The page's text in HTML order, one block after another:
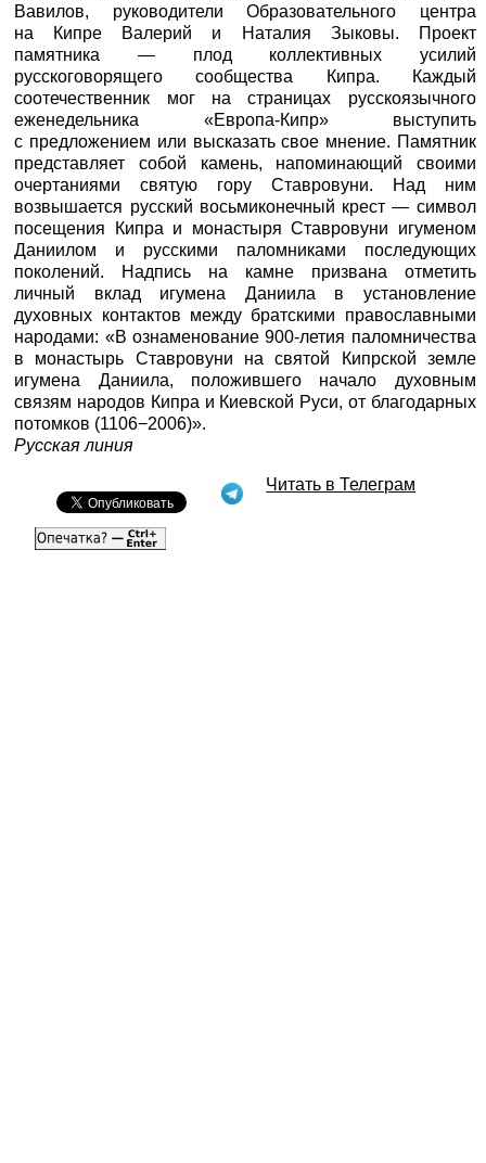
Вавилов, руководители Образовательного центра
на Кипре Валерий и Наталия Зыковы. Проект
памятника — плод коллективных усилий
русскоговорящего сообщества Кипра. Каждый
соотечественник мог на страницах русскоязычного
еженедельника «Европа-Кипр» выступить
с предложением или высказать свое мнение. Памятник
представляет собой камень, напоминающий своими
очертаниями святую гору Ставровуни. Над ним
возвышается русский восьмиконечный крест — символ
посещения Кипра и монастыря Ставровуни игуменом
Даниилом и русскими паломниками последующих
поколений. Надпись на камне призвана отметить
личный вклад игумена Даниила в установление
духовных контактов между братскими православными
народами: «В ознаменование 900-летия паломничества
в монастырь Ставровуни на святой Кипрской земле
игумена Даниила, положившего начало духовным
связям народов Кипра и Киевской Руси, от благодарных
потомков (1106−2006)».
Русская линия
Читать в Телеграм